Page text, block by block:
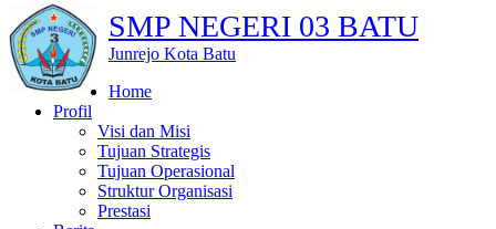
SMP NEGERI 03 BATU
Junrejo Kota Batu
Home
Profil
Visi dan Misi
Tujuan Strategis
Tujuan Operasional
Struktur Organisasi
Prestasi